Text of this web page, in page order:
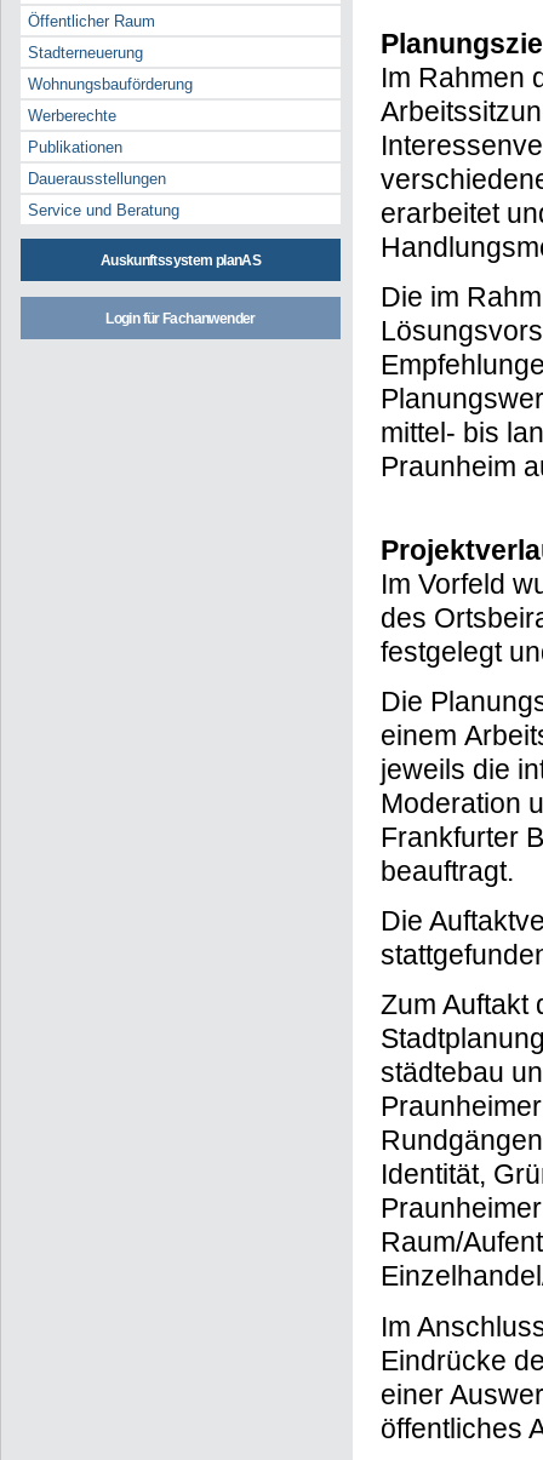
Öffentlicher Raum
Stadterneuerung
Wohnungsbauförderung
Werberechte
Publikationen
Dauerausstellungen
Service und Beratung
Auskunftssystem planAS
Login für Fachanwender
Im Rahmen
erarbeitet
Die im
mittel- bis
Praunheim
Im Vorfeld
des
festgelegt
Die
einem
jeweils die
Moderation
Frankfurter
beauftragt.
Die
Zum Auftakt
städtebau
Identität,
Raum/
Im
Eindrücke
einer
öffentliches